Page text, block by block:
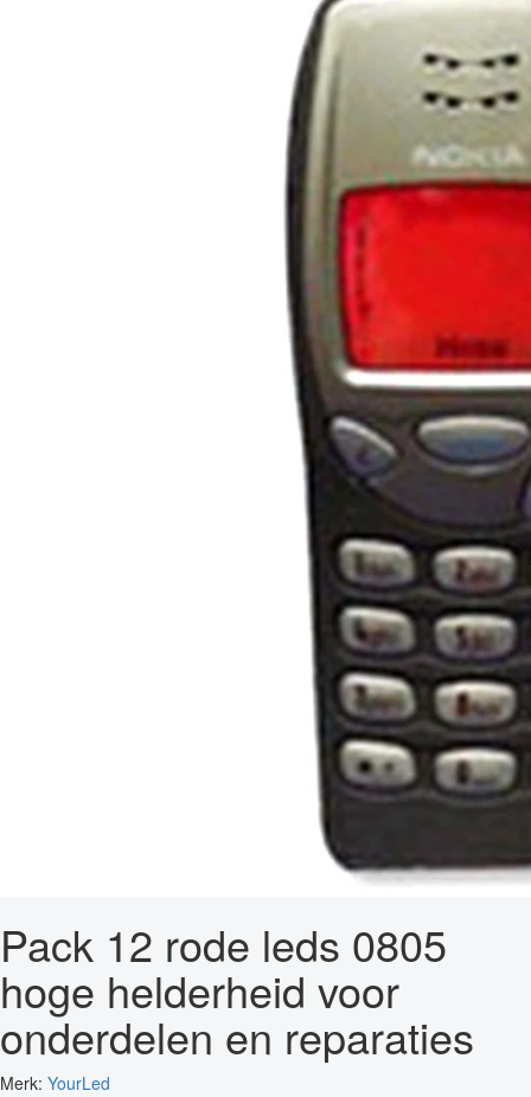
Pack 12 rode leds 0805
hoge helderheid voor
onderdelen en reparaties
Merk: YourLed